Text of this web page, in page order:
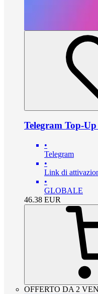
Telegram Top-
•
Telegram
•
Link di
•
GLOBALE
46.38 EUR
OFFERTO DA 2